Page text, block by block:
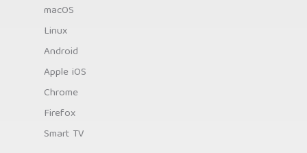
macOS
Linux
Android
Apple iOS
Chrome
Firefox
Smart TV